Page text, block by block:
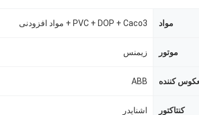
مواد PVC + DOP + Caco3 + مواد افزودنی
موتور زیمنس
کننده ABB
کنتاکتور اشنایدر